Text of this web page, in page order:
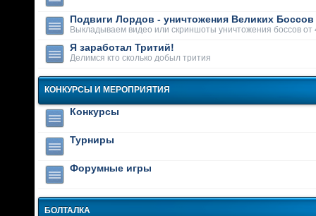
Подвиги Лордов - уничтожения Великих Боссов
Выкладываем видео или скриншоты уничтожения боссов от
Я заработал Тритий!
Делимся кто сколько добыл трития
КОНКУРСЫ И МЕРОПРИЯТИЯ
Конкурсы
Турниры
Форумные игры
БОЛТАЛКА